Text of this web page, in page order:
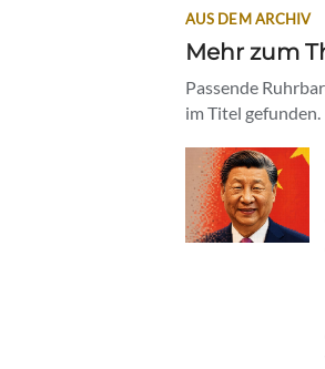
AUS DEM ARCHIV
Mehr zum
Passende
im Titel gefunden.